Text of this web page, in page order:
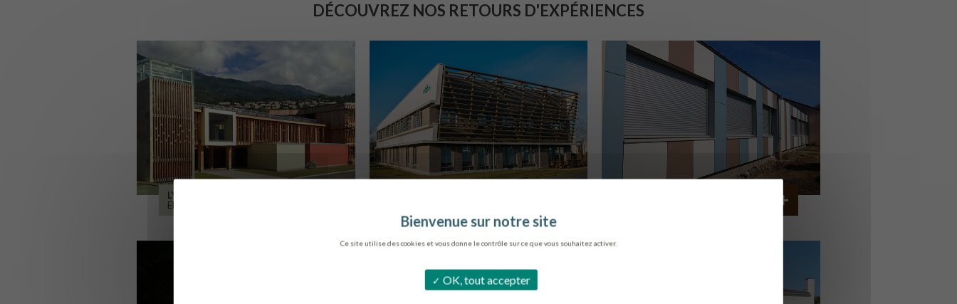
Ce site utilise des cookies et vous donne le contrôle sur ce que vous souhaitez activer.
OK, tout accepter
DÉCOUVREZ NOS RETOURS D'EXPÉRIENCES
LYCÉE ALPES ET DURANCE
EMBRUN